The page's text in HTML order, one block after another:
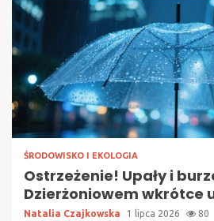
ŚRODOWISKO I EKOLOGIA
Ostrzeżenie! Upały i
Dzierżoniowem wkrótce
Natalia Czajkowska 1 lipca 2026 80